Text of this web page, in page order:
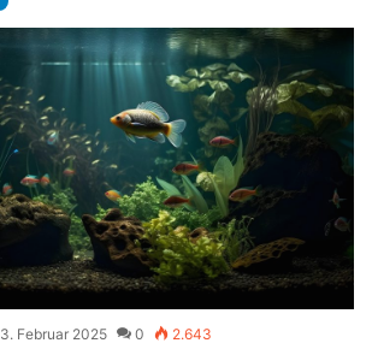
3. Februar 2025 0 2.643